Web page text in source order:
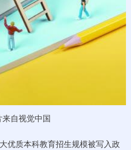
来自视觉中国
优质本科教育招生规模被写入政